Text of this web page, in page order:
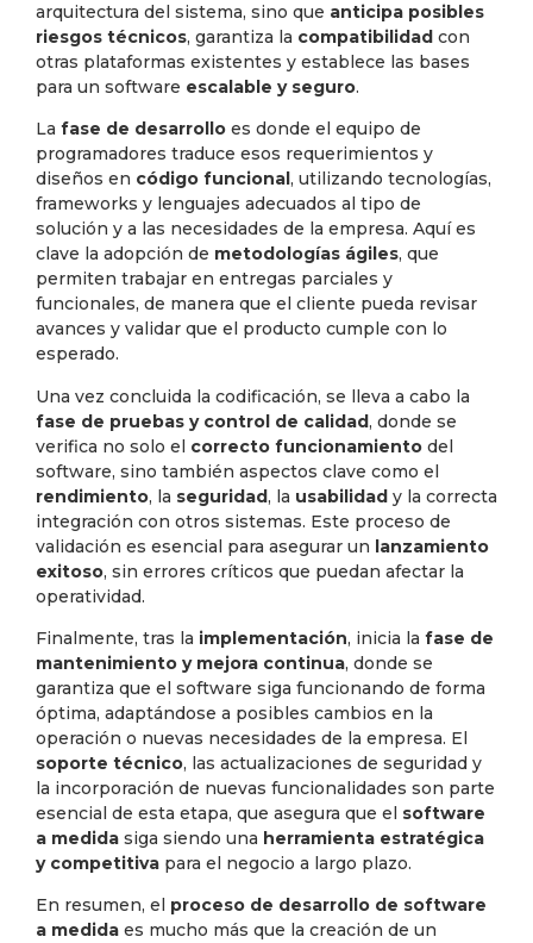
arquitectura del sistema, sino que anticipa posibles
riesgos técnicos, garantiza la compatibilidad con
otras plataformas existentes y establece las bases
para un software escalable y seguro.
La fase de desarrollo es donde el equipo de
programadores traduce esos requerimientos y
diseños en código funcional, utilizando tecnologías,
frameworks y lenguajes adecuados al tipo de
solución y a las necesidades de la empresa. Aquí es
clave la adopción de metodologías ágiles, que
permiten trabajar en entregas parciales y
funcionales, de manera que el cliente pueda revisar
avances y validar que el producto cumple con lo
esperado.
Una vez concluida la codificación, se lleva a cabo la
fase de pruebas y control de calidad, donde se
verifica no solo el correcto funcionamiento del
software, sino también aspectos clave como el
rendimiento, la seguridad, la usabilidad y la correcta
integración con otros sistemas. Este proceso de
validación es esencial para asegurar un lanzamiento
exitoso, sin errores críticos que puedan afectar la
operatividad.
Finalmente, tras la implementación, inicia la fase de
mantenimiento y mejora continua, donde se
garantiza que el software siga funcionando de forma
óptima, adaptándose a posibles cambios en la
operación o nuevas necesidades de la empresa. El
soporte técnico, las actualizaciones de seguridad y
la incorporación de nuevas funcionalidades son parte
esencial de esta etapa, que asegura que el software
a medida siga siendo una herramienta estratégica
y competitiva para el negocio a largo plazo.
En resumen, el proceso de desarrollo de software
a medida es mucho más que la creación de un